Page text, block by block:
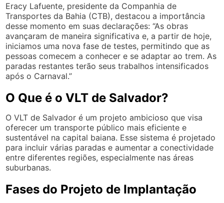
Eracy Lafuente, presidente da Companhia de
Transportes da Bahia (CTB), destacou a importância
desse momento em suas declarações: “As obras
avançaram de maneira significativa e, a partir de hoje,
iniciamos uma nova fase de testes, permitindo que as
pessoas comecem a conhecer e se adaptar ao trem. As
paradas restantes terão seus trabalhos intensificados
após o Carnaval.”
O Que é o VLT de Salvador?
O VLT de Salvador é um projeto ambicioso que visa
oferecer um transporte público mais eficiente e
sustentável na capital baiana. Esse sistema é projetado
para incluir várias paradas e aumentar a conectividade
entre diferentes regiões, especialmente nas áreas
suburbanas.
Fases do Projeto de Implantação